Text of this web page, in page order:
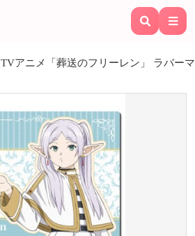
TVアニメ「葬送のフリーレン」 ラバー